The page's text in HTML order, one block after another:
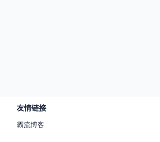
友情链接
霸流博客